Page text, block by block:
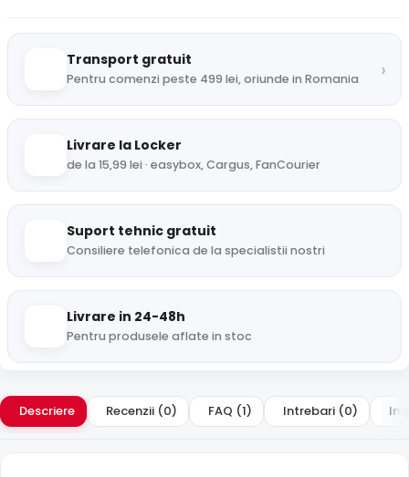
Transport gratuit
Pentru comenzi peste 499 lei, oriunde in Romania ›
Livrare la Locker
de la 15,99 lei · easybox, Cargus, FanCourier
Suport tehnic gratuit
Consiliere telefonica de la specialistii nostri
Livrare in 24-48h
Pentru produsele aflate in stoc
Descriere Recenzii (0) FAQ (1) Intrebari (0)